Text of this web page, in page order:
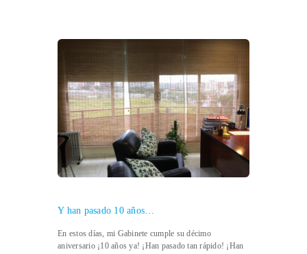
Y han pasado 10 años…
En estos días, mi Gabinete cumple su décimo
aniversario ¡10 años ya! ¡Han pasado tan rápido! ¡Han